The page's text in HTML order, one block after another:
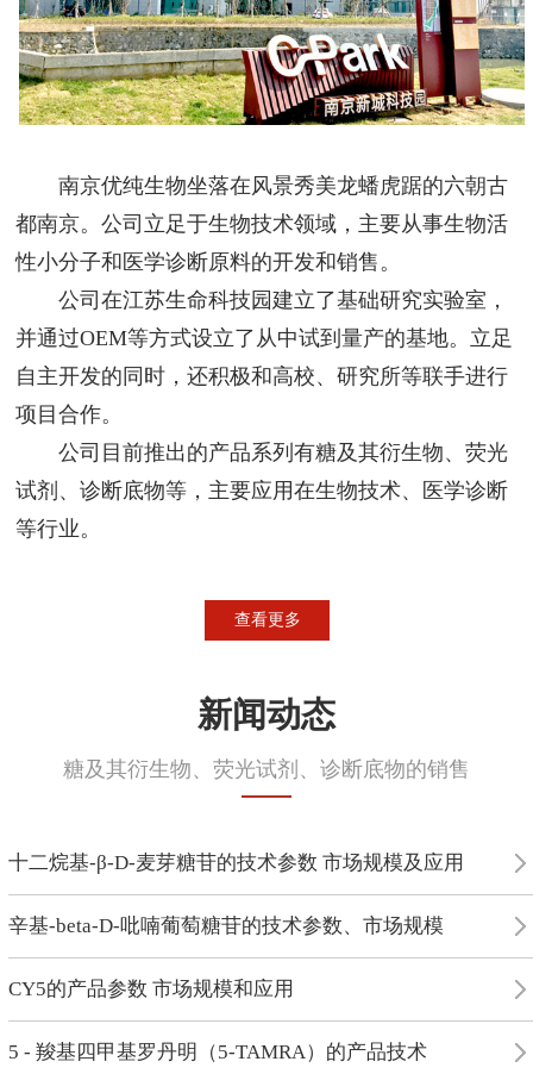
南京优纯生物坐落在风景秀美龙蟠虎踞的六朝古
都南京。公司立足于生物技术领域，主要从事生物活
性小分子和医学诊断原料的开发和销售。
公司在江苏生命科技园建立了基础研究实验室，
并通过OEM等方式设立了从中试到量产的基地。立足
自主开发的同时，还积极和高校、研究所等联手进行
项目合作。
公司目前推出的产品系列有糖及其衍生物、荧光
试剂、诊断底物等，主要应用在生物技术、医学诊断
等行业。
查看更多
新闻动态
糖及其衍生物、荧光试剂、诊断底物的销售
十二烷基-β-D-麦芽糖苷的技术参数 市场规模及应用
辛基-beta-D-吡喃葡萄糖苷的技术参数、市场规模
CY5的产品参数 市场规模和应用
5 - 羧基四甲基罗丹明（5-TAMRA）的产品技术